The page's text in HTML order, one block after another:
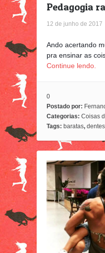
Pedagogia
12 de junho de 2017
Ando acertando
pra ensinar as
Continue lendo.
0
Postado por:
Categorias: Coisas
Tags: baratas, dentes